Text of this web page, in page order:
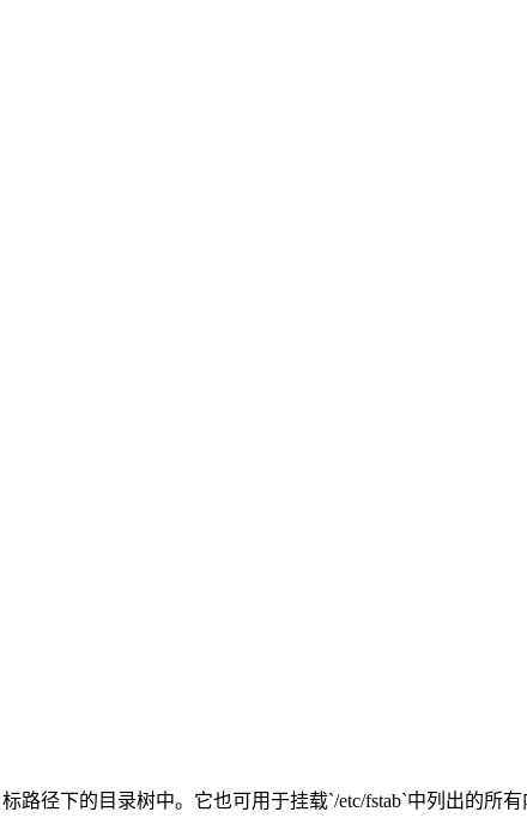
路径下的目录树中。它也可用于挂载`/etc/fstab`中列出的所